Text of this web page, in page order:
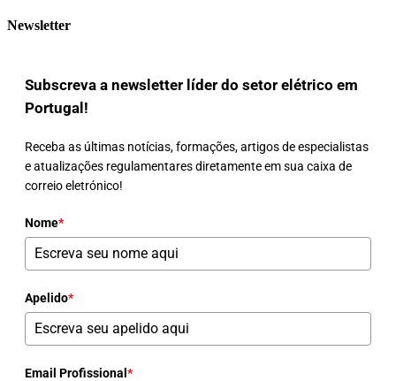
Newsletter
Subscreva a newsletter líder do setor elétrico em
Portugal!
Receba as últimas notícias, formações, artigos de especialistas
e atualizações regulamentares diretamente em sua caixa de
correio eletrónico!
Nome*
Apelido*
Email Profissional *